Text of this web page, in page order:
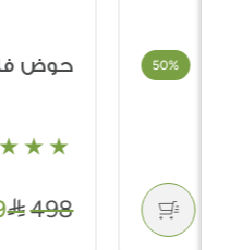
حوض فايبر
498
249